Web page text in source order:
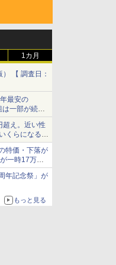
1カ月
【 調査日：
最安の
一部が続騰
超え。近い性
くらになる？
ム』】
特価・下落が
一時17万円
年記念祭」が
もっと見る